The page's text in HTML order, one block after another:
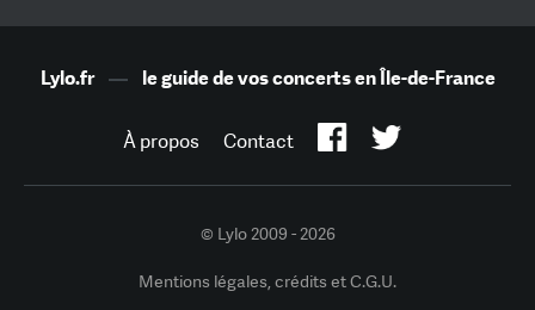
Lylo.fr— le guide de vos concerts en Île-de-France
À propos Contact
© Lylo 2009 - 2026
Mentions légales, crédits et C.G.U.